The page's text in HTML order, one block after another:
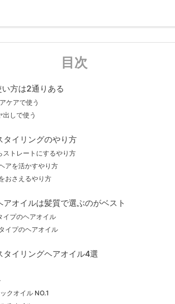
目次
方は2通りある
ケアで使う
出しで使う
タイリングのやり方
ストレートにするやり方
アを活かすやり方
おさえるやり方
オイルは髪質で選ぶのがベスト
イプのヘアオイル
イプのヘアオイル
タイリングヘアオイル4選
クオイル NO.1